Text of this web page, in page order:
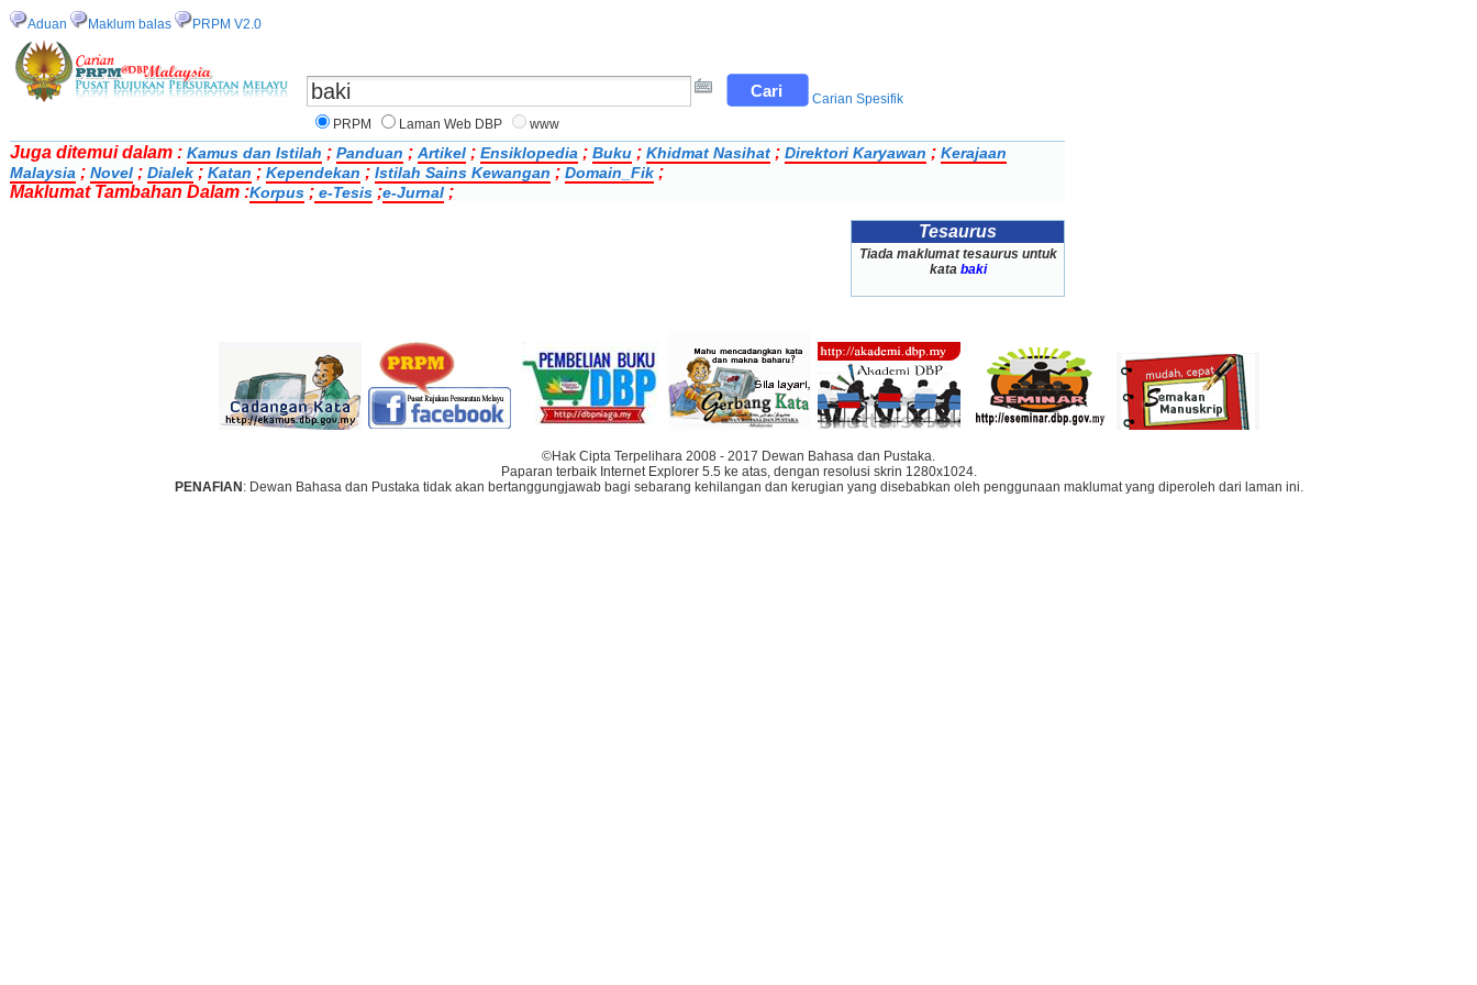
Aduan Maklum balas PRPM V2.0
Carian Spesifik
PRPM
Laman Web DBP www
Juga ditemui dalam : Kamus dan Istilah ; Panduan ; Artikel ; Ensiklopedia ; Buku ; Khidmat Nasihat ; Direktori Karyawan ; Kerajaan
Malaysia ; Novel ; Dialek ; Katan ; Kependekan ; Istilah Sains Kewangan ; Domain_Fik ;
Maklumat Tambahan Dalam :Korpus ; e-Tesis ;e-Jurnal ;
Tesaurus
Tiada maklumat tesaurus untuk
kata baki
©Hak Cipta Terpelihara 2008 - 2017 Dewan Bahasa dan Pustaka.
Paparan terbaik Internet Explorer 5.5 ke atas, dengan resolusi skrin 1280x1024.
PENAFIAN : Dewan Bahasa dan Pustaka tidak akan bertanggungjawab bagi sebarang kehilangan dan kerugian yang disebabkan oleh penggunaan maklumat yang diperoleh dari laman ini.